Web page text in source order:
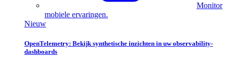
Monitor
mobiele ervaringen.
Nieuw
OpenTelemetry: Bekijk synthetische inzichten in uw observability-
dashboards